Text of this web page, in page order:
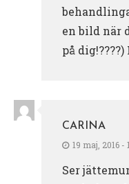
en bild när
på
CARINA
19 maj, 2016 -
Ser